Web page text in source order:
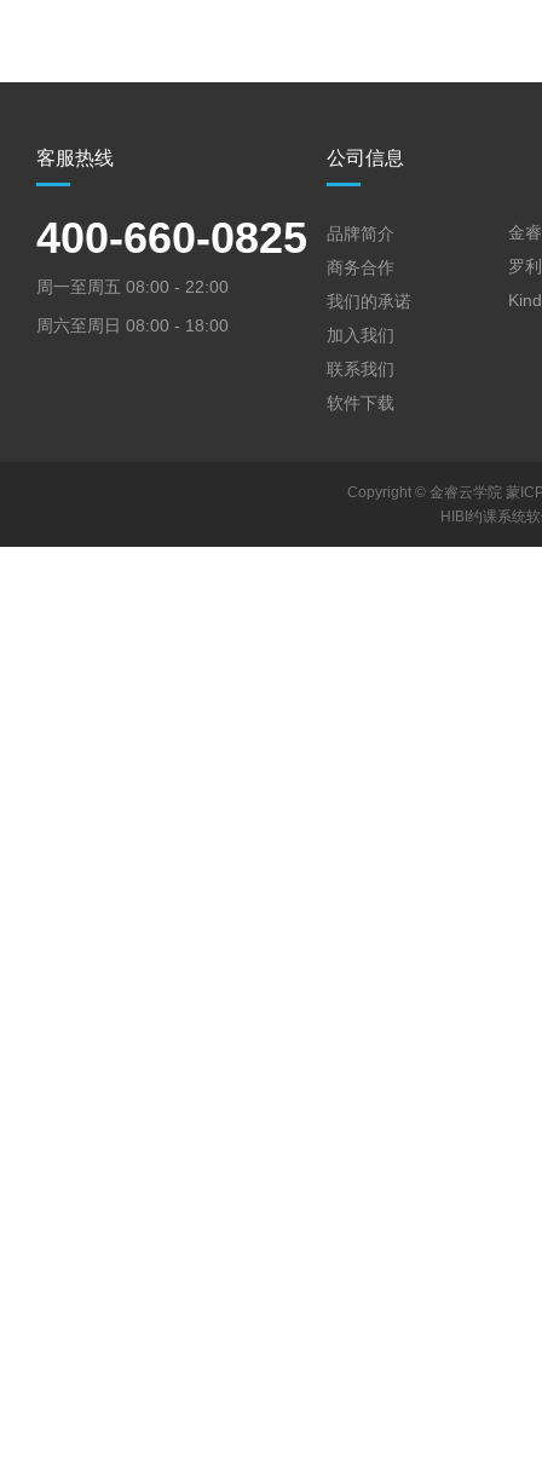
客服热线
400-660-0825
周一至周五 08:00 - 22:00
周六至周日 08:00 - 18:00
公司信息
品牌简介
商务合作
我们的承诺
加入我们
联系我们
软件下载
金
罗
Copyright © 金睿云学院 蒙
HIBI约课系统